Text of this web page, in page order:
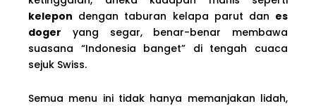
kelepon dengan taburan kelapa parut dan es
doger yang segar, benar-benar membawa
suasana “Indonesia banget” di tengah cuaca
sejuk Swiss.
Semua menu ini tidak hanya memanjakan lidah,